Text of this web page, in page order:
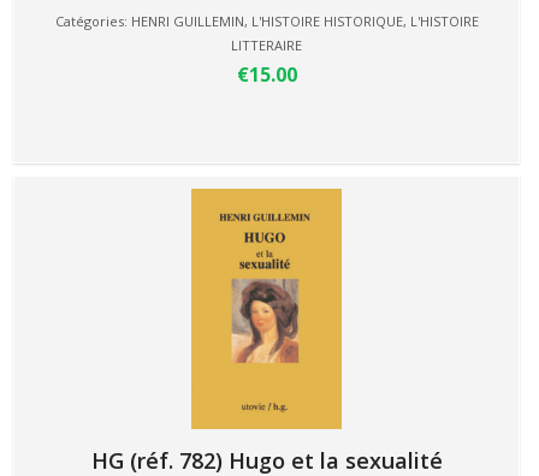
Catégories: HENRI GUILLEMIN, L'HISTOIRE HISTORIQUE, L'HISTOIRE
LITTERAIRE
€15.00
HG (réf. 782) Hugo et la sexualité